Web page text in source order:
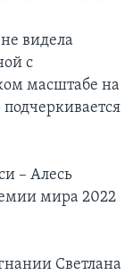
видела
с
масштабе на
– Алесь
мира 2022
Светлана